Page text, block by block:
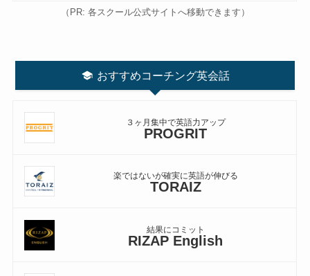
（PR: 各スクール公式サイトへ移動できます）
おすすめコーチング英会話
３ヶ月集中で英語力アップ
PROGRIT
楽ではないが確実に英語が伸びる
TORAIZ
結果にコミット
RIZAP English